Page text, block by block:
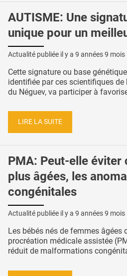
AUTISME: Une
unique pour un
Actualité publiée il y a 9 années 9 mois
Cette signature ou base
identifiée par ces scientifiques de
du Néguev, va participer à
LIRE LA SUITE
PMA: Peut-elle éviter
plus âgées, les
congénitales
Actualité publiée il y a 9 années 9 mois
Les bébés nés de femmes âgées
procréation médicale assistée
réduit de malformations